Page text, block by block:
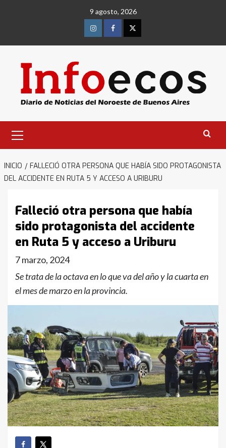
9 agosto, 2026
InstagramFacebookTwitter
primario
INICIO
FALLECIÓ OTRA PERSONA QUE HABÍA SIDO PROTAGONISTA
DEL ACCIDENTE EN RUTA 5 Y ACCESO A URIBURU
Falleció otra persona que había
sido protagonista del accidente
en Ruta 5 y acceso a Uriburu
7 marzo, 2024
Se trata de la octava en lo que va del año y la cuarta en
el mes de marzo en la provincia.